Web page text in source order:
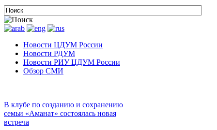
Новости ЦДУМ России
Новости РДУМ
Новости РИУ ЦДУМ России
Обзор СМИ
В клубе по созданию и сохранению
семьи «Аманат» состоялась новая
встреча